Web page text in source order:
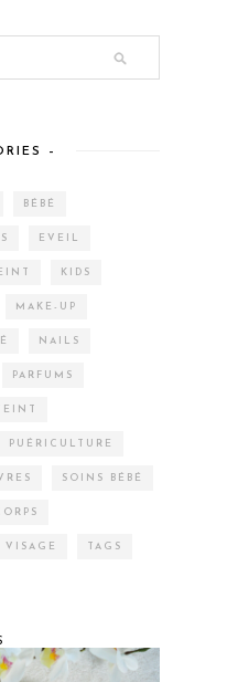
–
BÉBÉ
EVEIL
KIDS
MAKE-UP
NAILS
PARFUMS
PUÉRICULTURE
SOINS BÉBÉ
VISAGE TAGS